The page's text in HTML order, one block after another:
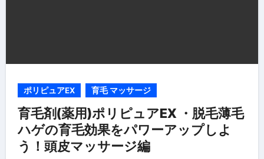
ポリピュアEX 育毛 マッサージ
育毛剤(薬用)ポリピュアEX ・脱毛薄毛
ハゲの育毛効果をパワーアップしよ
う！頭皮マッサージ編